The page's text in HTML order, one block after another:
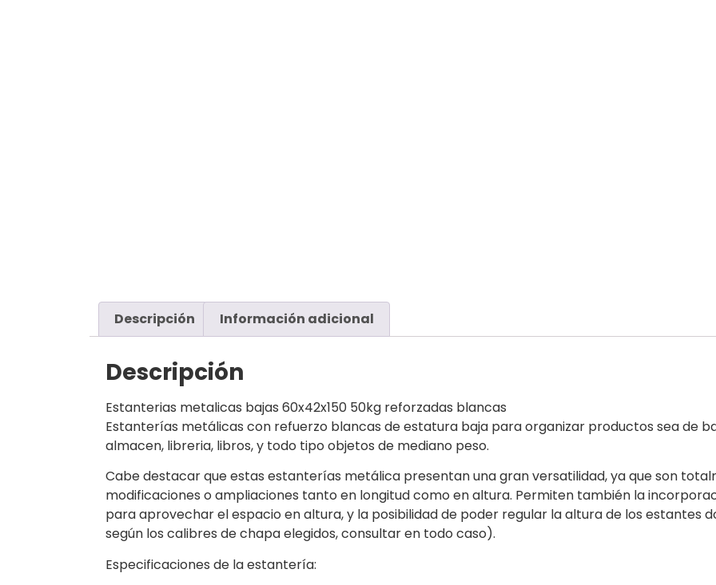
Descripción Información adicional
Descripción
Estanterias metalicas bajas 60x42x150 50kg reforzadas blancas
Estanterías metálicas con refuerzo blancas de estatura baja para organizar productos sea de
almacen, libreria, libros, y todo tipo objetos de mediano peso.
Cabe destacar que estas estanterías metálica presentan una gran versatilidad, ya que son
modificaciones o ampliaciones tanto en longitud como en altura. Permiten también la
para aprovechar el espacio en altura, y la posibilidad de poder regular la altura de los estantes
según los calibres de chapa elegidos, consultar en todo caso).
Especificaciones de la estantería: